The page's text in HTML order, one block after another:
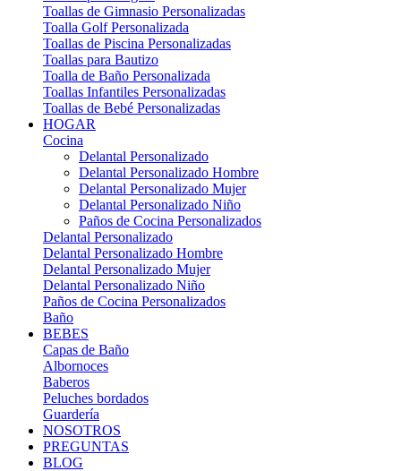
Toallas de Gimnasio Personalizadas
Toalla Golf Personalizada
Toallas de Piscina Personalizadas
Toallas para Bautizo
Toalla de Baño Personalizada
Toallas Infantiles Personalizadas
Toallas de Bebé Personalizadas
HOGAR
Cocina
Delantal Personalizado
Delantal Personalizado Hombre
Delantal Personalizado Mujer
Delantal Personalizado Niño
Paños de Cocina Personalizados
Delantal Personalizado
Delantal Personalizado Hombre
Delantal Personalizado Mujer
Delantal Personalizado Niño
Paños de Cocina Personalizados
Baño
BEBES
Capas de Baño
Albornoces
Baberos
Peluches bordados
Guardería
NOSOTROS
PREGUNTAS
BLOG